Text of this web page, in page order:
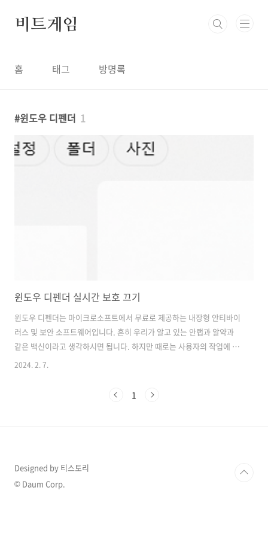
비트게임
홈 태그 방명록
윈도우 디펜더 1
윈도우 디펜더 실시간 보호 끄기
윈도우 디펜더는 마이크로소프트에서 무료로 제공하는 내장형 안티바이
러스 및 보안 소프트웨어입니다. 흔히 우리가 알고 있는 안랩과 알약과
같은 백신이라고 생각하시면 됩니다. 하지만 때로는 사용자의 작업에 방
해가 될 수 있는데 예를 들어 파일 다운로드를 불가능하게 합니다. 그래
에 대해서 간단하게 알아보도록 하겠습니다. 해당 방법은 윈도우11 기준
2024. 2. 7.
1
Designed by 티스토리
© Daum Corp.